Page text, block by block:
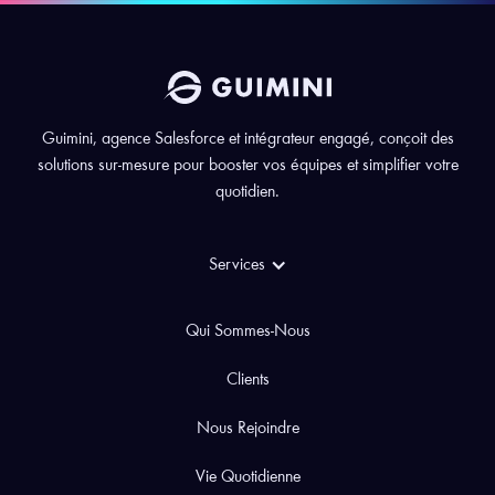
Guimini, agence Salesforce et intégrateur engagé, conçoit des
solutions sur-mesure pour booster vos équipes et simplifier votre
quotidien.
Services
Qui Sommes-Nous
Clients
Nous Rejoindre
Vie Quotidienne